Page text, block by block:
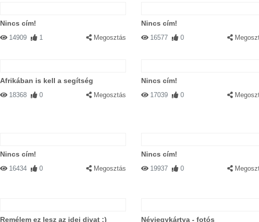
Nincs cím!
14909 1 Megosztás
Nincs cím!
16577 0
Afrikában is kell a segítség
18368 0 Megosztás
Nincs cím!
17039 0
Nincs cím!
16434 0 Megosztás
Nincs cím!
19937 0
Remélem ez lesz az idei divat ;) Névjegykártya - fotós